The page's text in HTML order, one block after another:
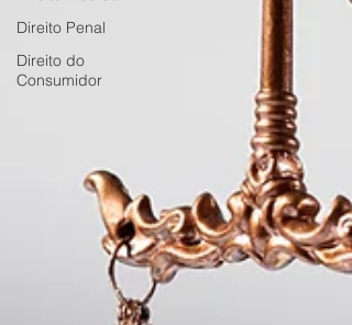
Direito Penal
Direito do
Consumidor